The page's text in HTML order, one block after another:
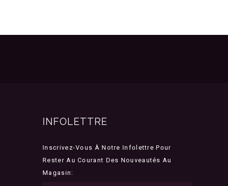
INFOLETTRE
Inscrivez-Vous À Notre Infolettre Pour
Rester Au Courant Des Nouveautés Au
Magasin: